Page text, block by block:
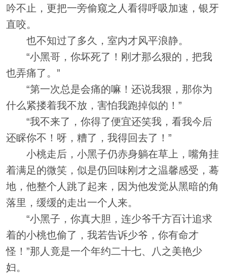
吟不止，更把一旁偷窥之人看得呼吸加速，银牙
直咬。
也不知过了多久，室内才风平浪静。
“小黑哥，你坏死了！刚才那么狠的，把我
也弄痛了。”
“第一次总是会痛的嘛！还说我狠，那你为
什么紧搂着我不放，害怕我跑掉似的！”
“我不来了，你得了便宜还笑我，看我今后
还睬你不！呀，糟了，我得回去了！”
小桃走后，小黑子仍赤身躺在草上，嘴角挂
着满足的微笑，似是仍回味刚才之温馨感受，蓦
地，他整个人跳了起来，因为他发觉从黑暗的角
落里，缓缓的走出一个人来。
“小黑子，你真大胆，连少爷千方百计追求
着的小桃也偷了，我若告诉少爷，你有命才
怪！”那人竟是一个年约二十七、八之美艳少
妇。